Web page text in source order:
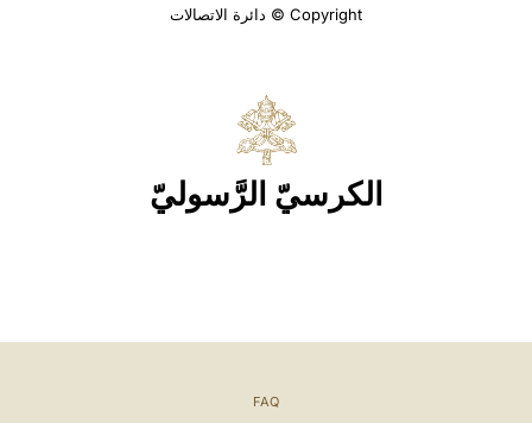
Copyright © دائرة الاتصالات
الكرسيّ الرَّسوليّ
FAQ